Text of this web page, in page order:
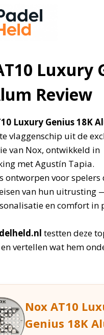
Luxury
Review
Luxury Genius 18K
vlaggenschip uit de
van Nox, ontwikkeld in
met Agustín Tapia.
ontworpen voor spelers
van hun uitrusting
en comfort in
testten deze
vertellen wat hem
Nox AT10
Genius 18K